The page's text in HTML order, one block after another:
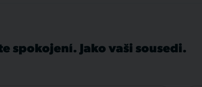
spokojení. Jako vaši sousedi.